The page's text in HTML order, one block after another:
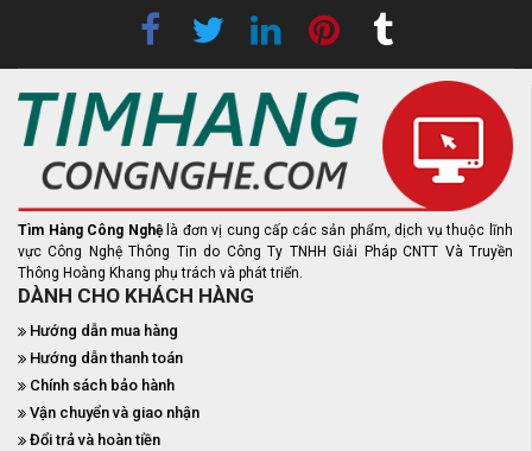
Tìm Hàng Công Nghệ là đơn vị cung cấp các sản phẩm, dịch vụ thuộc lĩnh
vực Công Nghệ Thông Tin do Công Ty TNHH Giải Pháp CNTT Và Truyền
Thông Hoàng Khang phụ trách và phát triển.
DÀNH CHO KHÁCH HÀNG
Hướng dẫn mua hàng
Hướng dẫn thanh toán
Chính sách bảo hành
Vận chuyển và giao nhận
Đổi trả và hoàn tiền